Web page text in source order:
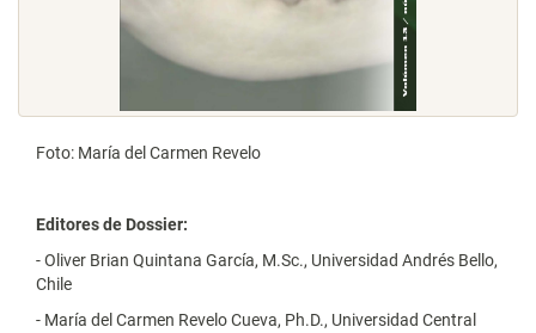
Foto: María del Carmen Revelo
Editores de Dossier:
- Oliver Brian Quintana García, M.Sc., Universidad Andrés Bello,
Chile
- María del Carmen Revelo Cueva, Ph.D., Universidad Central